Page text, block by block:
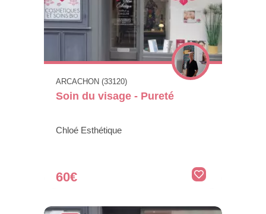
ARCACHON (33120)
Soin du visage - Pureté
Chloé Esthétique
60€